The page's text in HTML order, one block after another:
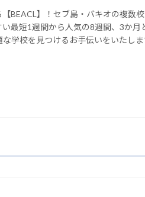
BEACL】！セブ島・バキオの複数
最短1週間から人気の8週間、3か月
学校を見つけるお手伝いをいたし